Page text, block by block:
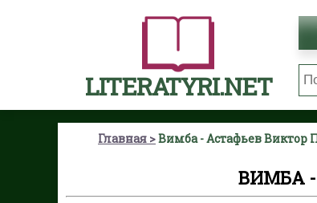
LITERATYRI.NET
Главная Вимба - Астафьев Виктор
ВИМБА